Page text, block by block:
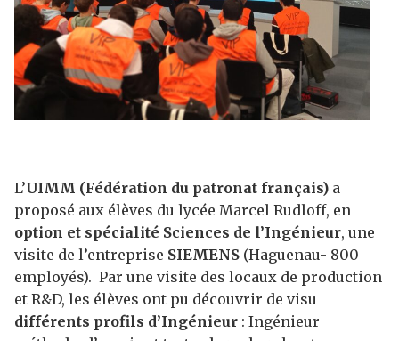
L’UIMM (Fédération du patronat français) a
proposé aux élèves du lycée Marcel Rudloff, en
option et spécialité Sciences de l’Ingénieur, une
visite de l’entreprise SIEMENS (Haguenau- 800
employés). Par une visite des locaux de production
et R&D, les élèves ont pu découvrir de visu
différents profils d’Ingénieur : Ingénieur